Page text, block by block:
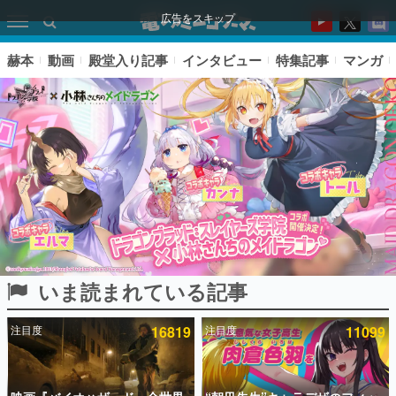
広告をスキップ
ピックアップ
電ファミのいま読まれている記事ランキング
アプリセール情報
赫本 動画 殿堂入り記事 インタビュー 特集記事 マンガ
いま読まれている記事
注目度 16819 注目度 11099